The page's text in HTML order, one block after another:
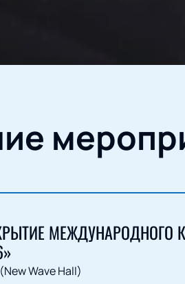
МЕЖДУНАРОДНОГО
Wave Hall)